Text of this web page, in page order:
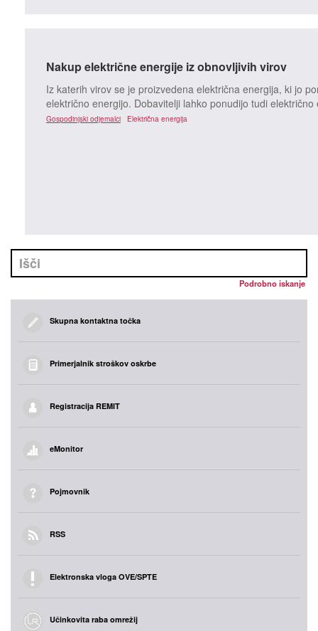
Nakup električne energije iz obnovljivih virov
Iz katerih virov se je proizvedena električna energija, ki jo
električno energijo. Dobavitelji lahko ponudijo tudi
Gospodinjski odjemalci Električna energija
Podrobno iskanje
Skupna kontaktna točka
Primerjalnik stroškov oskrbe
Registracija REMIT
eMonitor
Pojmovnik
RSS
Elektronska vloga OVE/SPTE
Učinkovita raba omrežij